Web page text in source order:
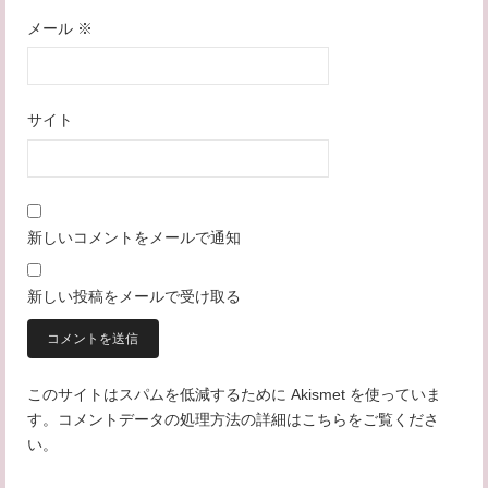
メール ※
サイト
新しいコメントをメールで通知
新しい投稿をメールで受け取る
このサイトはスパムを低減するために Akismet を使っていま
す。
コメントデータの処理方法の詳細はこちらをご覧くださ
い。